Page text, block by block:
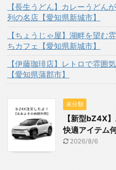
【長生うどん】カレーうどん
列の名店【愛知県新城市】
【ちょうじゃ屋】湖畔を望む
ちカフェ【愛知県新城市】
【伊藤珈琲店】レトロで雰囲
【愛知県蒲郡市】
未分類
【新型bZ4X
快適アイテム
2026/8/6